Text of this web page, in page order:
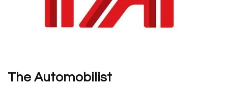
The Automobilist